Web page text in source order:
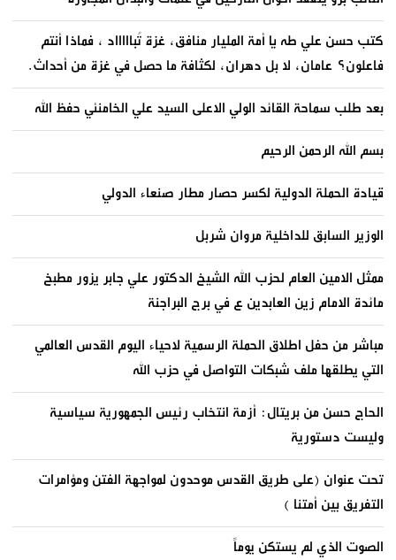
كتب حسن علي طه يا أمة المليار منافق، غزة تُباااااد ، فماذا أنتم
فاعلون؟ عامان، لا بل دهران، لكثافة ما حصل في غزة من أحداث.
بعد طلب سماحة القائد الولي الاعلى السيد علي الخامنئي حفظ الله
بسم الله الرحمن الرحيم
قيادة الحملة الدولية لكسر حصار مطار صنعاء الدولي
الوزير السابق للداخلية مروان شربل
ممثل الامين العام لحزب الله الشيخ الدكتور علي جابر يزور مطبخ
مائدة الامام زين العابدين ع في برج البراجنة
مباشر من حفل اطلاق الحملة الرسمية لاحياء اليوم القدس العالمي
التي يطلقها ملف شبكات التواصل في حزب الله
الحاج حسن من بريتال: أزمة انتخاب رئيس الجمهورية سياسية
وليست دستورية
تحت عنوان (على طريق القدس موحدون لمواجهة الفتن ومؤامرات
التفريق بين أمتنا )
الصوت الذي لم يستكن يوماً